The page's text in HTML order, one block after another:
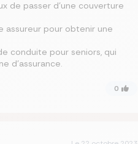
de passer d’une couverture
assureur pour obtenir une
conduite pour seniors, qui
d’assurance.
0